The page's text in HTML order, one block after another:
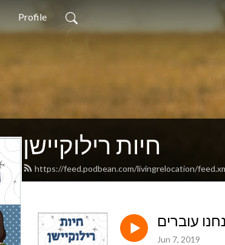
Profile
חיות רילוקיישן
https://feed.podbean.com/livingrelocation/
Jun 7, 2019